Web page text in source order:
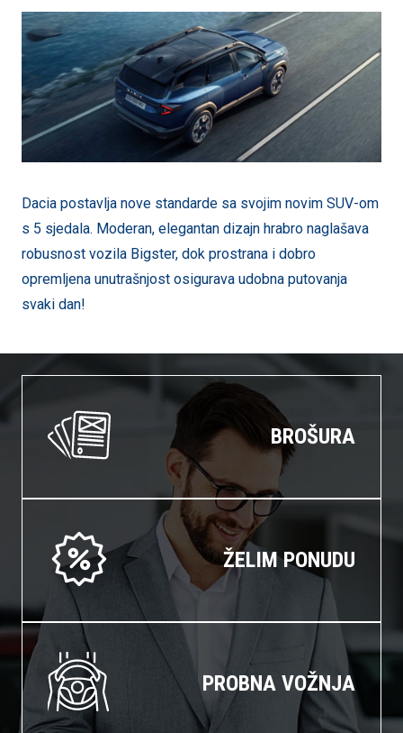
Dacia postavlja nove standarde sa svojim novim SUV-om
s 5 sjedala. Moderan, elegantan dizajn hrabro naglašava
robusnost vozila Bigster, dok prostrana i dobro
opremljena unutrašnjost osigurava udobna putovanja
svaki dan!
BROŠURA
ŽELIM PONUDU
PROBNA VOŽNJA